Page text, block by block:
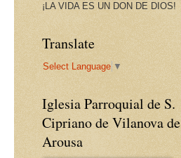
¡LA VIDA ES UN DON DE DIOS!
Translate
Select Language ▼
Iglesia Parroquial de S.
Cipriano de Vilanova de
Arousa